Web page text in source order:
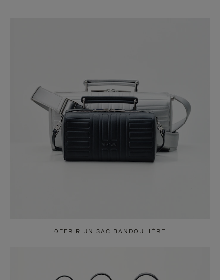
OFFRIR UN SAC BANDOULIÈRE